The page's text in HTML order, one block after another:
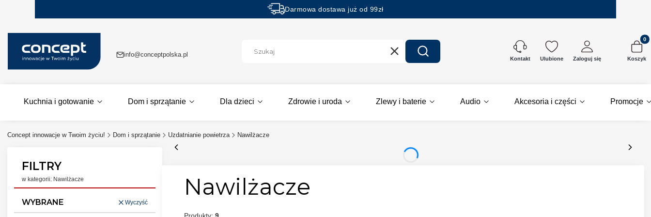
Darmowa dostawa już od 99zł
info@conceptpolska.pl Wyczyść Szukaj Kontakt Ulubione Zaloguj się Koszyk
Kuchnia i gotowanie Dom i sprzątanie Dla dzieci Zdrowie i uroda Zlewy i baterie Audio Akcesoria i części Promocje
Concept innowacje w Twoim życiu! Dom i sprzątanie Uzdatnianie powietrza Nawilżacze
FILTRY
w kategorii: Nawilżacze
WYBRANE Wyczyść
Nawilżacze